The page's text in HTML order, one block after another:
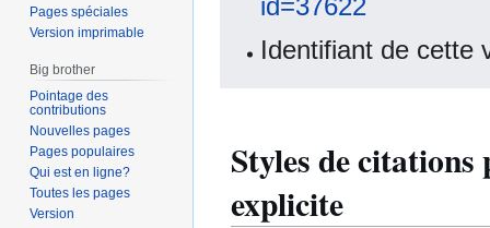
id=37622
Identifiant de cette
Styles de
explicite
Pages spéciales
Version imprimable
Big brother
Pointage des
contributions
Nouvelles pages
Pages populaires
Qui est en ligne?
Toutes les pages
Version